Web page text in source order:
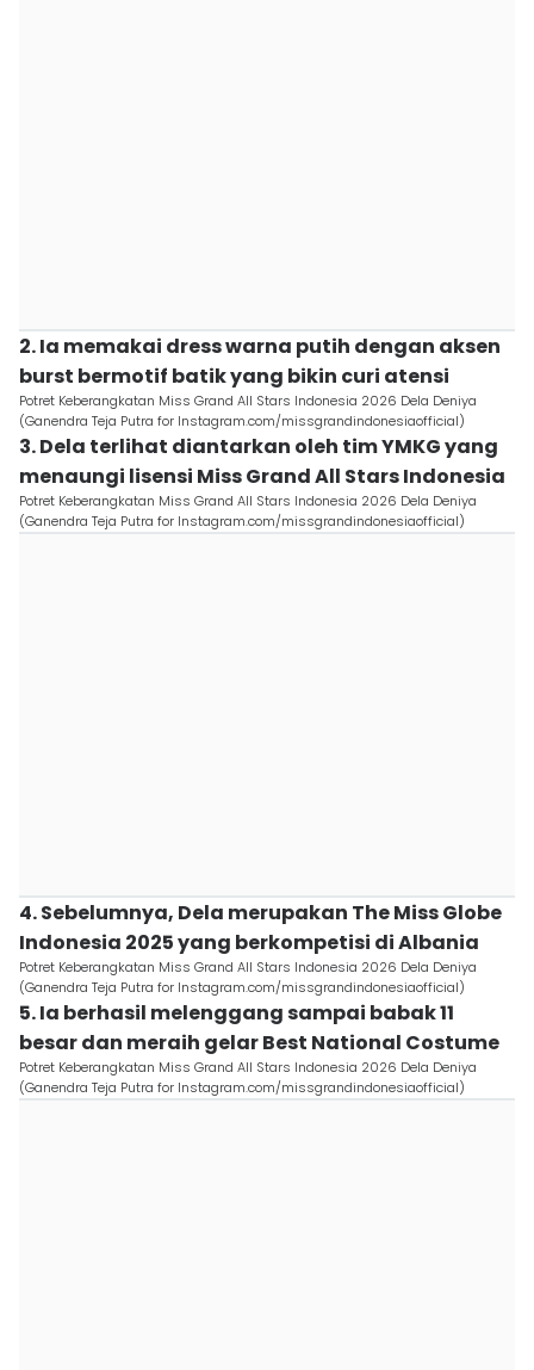
2. Ia memakai dress warna putih dengan aksen
burst bermotif batik yang bikin curi atensi
Potret Keberangkatan Miss Grand All Stars Indonesia 2026 Dela Deniya
(Ganendra Teja Putra for Instagram.com/missgrandindonesiaofficial)
3. Dela terlihat diantarkan oleh tim YMKG yang
menaungi lisensi Miss Grand All Stars Indonesia
Potret Keberangkatan Miss Grand All Stars Indonesia 2026 Dela Deniya
(Ganendra Teja Putra for Instagram.com/missgrandindonesiaofficial)
4. Sebelumnya, Dela merupakan The Miss Globe
Indonesia 2025 yang berkompetisi di Albania
Potret Keberangkatan Miss Grand All Stars Indonesia 2026 Dela Deniya
(Ganendra Teja Putra for Instagram.com/missgrandindonesiaofficial)
5. Ia berhasil melenggang sampai babak 11
besar dan meraih gelar Best National Costume
Potret Keberangkatan Miss Grand All Stars Indonesia 2026 Dela Deniya
(Ganendra Teja Putra for Instagram.com/missgrandindonesiaofficial)